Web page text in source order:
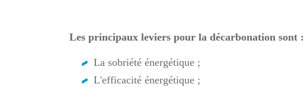
Les principaux leviers pour la décarbonation sont :
La sobriété énergétique ;
L'efficacité énergétique ;